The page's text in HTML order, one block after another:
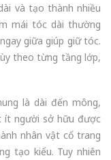
và tạo thành nhiều
mái tóc dài thường
giữa giúp giữ tóc.
theo từng tầng lớp,
là dài đến mông,
người sở hữu được
nhân vật cổ trang
tạo kiểu. Tuy nhiên